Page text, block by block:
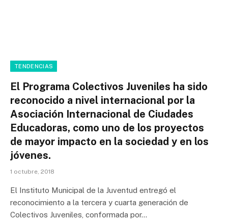
TENDENCIAS
El Programa Colectivos Juveniles ha sido
reconocido a nivel internacional por la
Asociación Internacional de Ciudades
Educadoras, como uno de los proyectos
de mayor impacto en la sociedad y en los
jóvenes.
1 octubre, 2018
El Instituto Municipal de la Juventud entregó el
reconocimiento a la tercera y cuarta generación de
Colectivos Juveniles, conformada por…